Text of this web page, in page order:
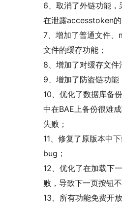
6、取消了外链功能，
在泄露accesstoken的
7、增加了普通文件
文件的缓存功能；
8、增加了对缓存文件
9、增加了防盗链功能
10、优化了数据库备
中在BAE上备份很难
失败；
11、修复了原版本中
bug；
12、优化了在加载下
败，导致下一页按钮
13、所有功能免费开放